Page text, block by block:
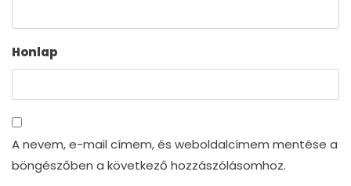
Honlap
A nevem, e-mail címem, és weboldalcímem mentése a
böngészőben a következő hozzászólásomhoz.